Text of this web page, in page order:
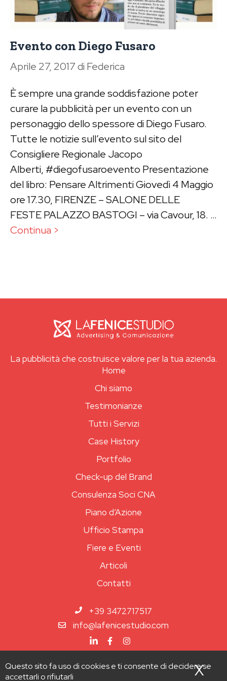
Questo sito fa uso di cookies e ti consente di decidere se
accettarli o rifiutarli
X
Evento con Diego Fusaro
Aprile 27, 2017di Federica
È sempre una grande soddisfazione poter
curare la pubblicità per un evento con un
personaggio dello spessore di Diego Fusaro.
Tutte le notizie sull’evento sul sito del
Consigliere Regionale Jacopo
Alberti, #diegofusaroevento Presentazione
del libro: Pensare Altrimenti Giovedì 4 Maggio
ore 17.30, FIRENZE – SALONE DELLE
FESTE PALAZZO BASTOGI – via Cavour, 18. …
Continua >
La pubblicità che costruisce valore per la tua azienda.
Home
Chi siamo
Testimonianze
Tutti i Servizi
Case History
Portfolio
Check-up del Brand
Consulenza Soci CNA
Piano d’Azione
Ufficio Stampa
Fiere e Eventi
Articoli
Contatti
+39 3472717517
info@lafenicestudio.com